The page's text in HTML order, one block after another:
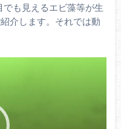
も見えるエビ藻等が生
介します。それでは動